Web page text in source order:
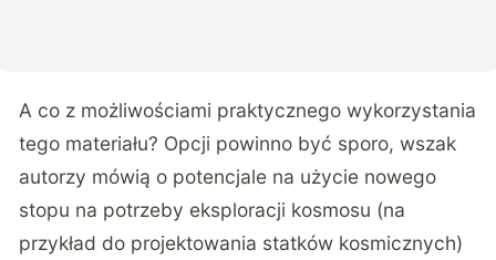
A co z możliwościami praktycznego wykorzystania
tego materiału? Opcji powinno być sporo, wszak
autorzy mówią o potencjale na użycie nowego
stopu na potrzeby eksploracji kosmosu (na
przykład do projektowania statków kosmicznych)